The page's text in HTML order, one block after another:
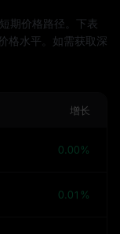
期价格路径。下表
格水平。如需获取深
增长
0.00%
0.01%